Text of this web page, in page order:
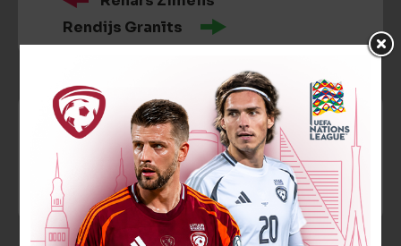
Rendijs Granīts
86’ Dzeltenā kartīte
Sandis Švāns